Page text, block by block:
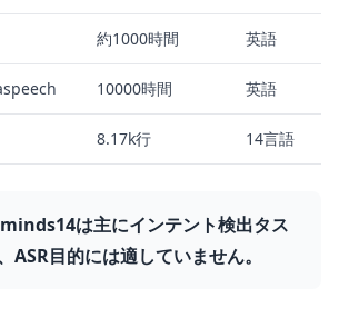
約1000時間 英語
10000時間 英語
8.17k行 14言語
は主にインテント検出タス
ASR目的には適していません。